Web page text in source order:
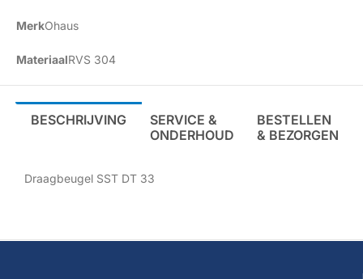
MerkOhaus
MateriaalRVS 304
BESCHRIJVING
SERVICE &
ONDERHOUD
BESTELLEN
& BEZORGEN
Draagbeugel SST DT 33